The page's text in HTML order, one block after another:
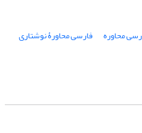
محاوره فارسی محاورۀ نوشتاری